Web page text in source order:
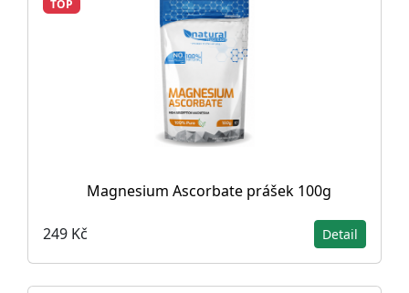
TOP
Magnesium Ascorbate prášek 100g
249 Kč Detail